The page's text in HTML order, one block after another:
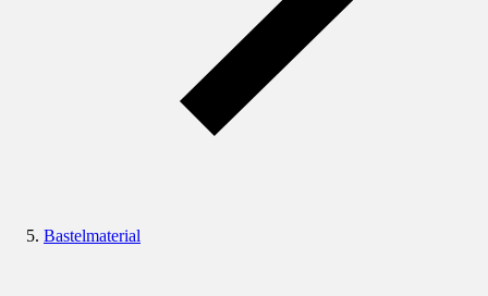
Bastelmaterial